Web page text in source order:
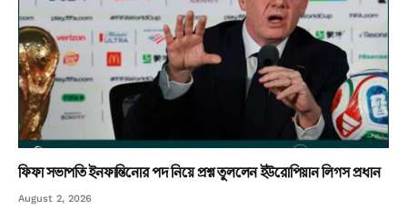
ফিফা সভাপতি ইনফান্তিনোর পদ নিয়ে প্রশ্ন তুললেন ইউরোপিয়ান লিগস প্রধান
August 2, 2026